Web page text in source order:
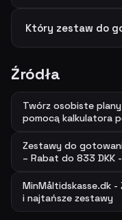
Który zestaw do
Źródła
Twórz osobiste
pomocą kalkulatora
Zestawy do
– Rabat do 833 DKK
MinMåltidskasse.dk -
i najtańsze zestawy